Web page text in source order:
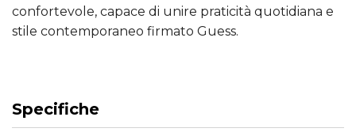
confortevole, capace di unire praticità quotidiana e
stile contemporaneo firmato Guess.
Specifiche